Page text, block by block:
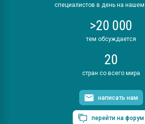
специалистов в день на
>20 000
тем обсуждается
20
стран со всего мира
написать нам
перейти на форум